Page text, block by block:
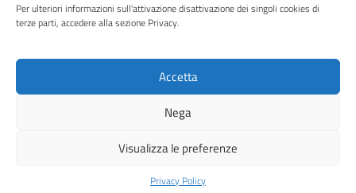
Per ulteriori informazioni sull'attivazione disattivazione dei singoli cookies di
terze parti, accedere alla sezione Privacy.
Accetta
Nega
Visualizza le preferenze
Privacy Policy
Instagram